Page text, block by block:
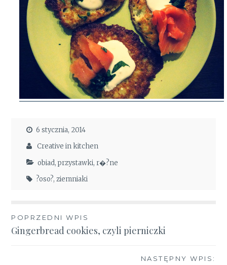
6 stycznia, 2014
Creative in kitchen
obiad,przystawki,r�?ne
?oso?,ziemniaki
Nawigacja
wpisu
POPRZEDNI WPIS
Gingerbread cookies, czyli pierniczki
NASTĘPNY WPIS: